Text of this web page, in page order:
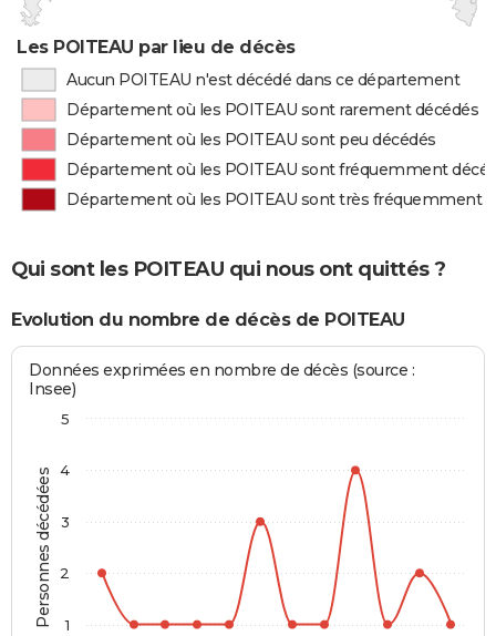
Les POITEAU par lieu de décès
Aucun POITEAU n'est décédé dans ce département
Département où les POITEAU sont rarement décédés
Département où les POITEAU sont peu décédés
Département où les POITEAU sont fréquemment
Département où les POITEAU sont très fréquemment
Qui sont les POITEAU qui nous ont quittés ?
Evolution du nombre de décès de POITEAU
Personnes décédées
Données exprimées en nombre de décès (source :
Insee)
1
2
3
4
5